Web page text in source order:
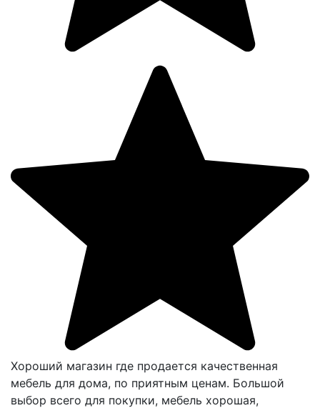
Хороший магазин где продается качественная
мебель для дома, по приятным ценам. Большой
выбор всего для покупки, мебель хорошая,